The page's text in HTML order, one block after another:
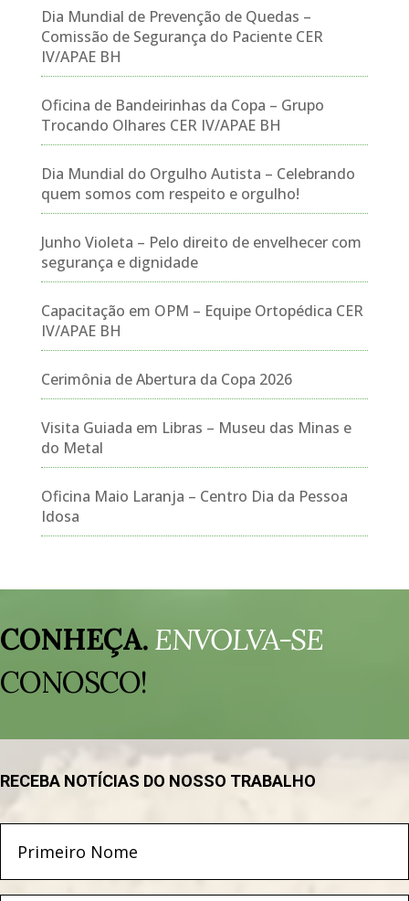
Dia Mundial de Prevenção de Quedas –
Comissão de Segurança do Paciente CER
IV/APAE BH
Oficina de Bandeirinhas da Copa – Grupo
Trocando Olhares CER IV/APAE BH
Dia Mundial do Orgulho Autista – Celebrando
quem somos com respeito e orgulho!
Junho Violeta – Pelo direito de envelhecer com
segurança e dignidade
Capacitação em OPM – Equipe Ortopédica CER
IV/APAE BH
Cerimônia de Abertura da Copa 2026
Visita Guiada em Libras – Museu das Minas e
do Metal
Oficina Maio Laranja – Centro Dia da Pessoa
Idosa
de
vídeo
CONHEÇA.ENVOLVA-SE
CONOSCO!
RECEBA NOTÍCIAS DO NOSSO TRABALHO